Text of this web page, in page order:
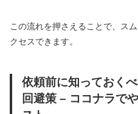
この流れを押さえることで、ス
クセスできます。
依頼前に知っておく
回避策 – ココナラで